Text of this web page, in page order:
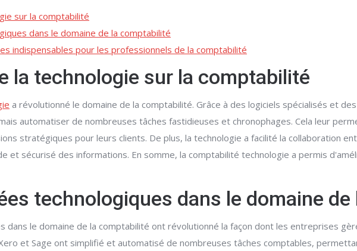
sur la comptabilité
dans le domaine de la comptabilité
indispensables pour les professionnels de la comptabilité
la technologie sur la comptabilité
a révolutionné le domaine de la comptabilité. Grâce à des logiciels spécialisés et
automatiser de nombreuses tâches fastidieuses et chronophages. Cela leur
stratégiques pour leurs clients. De plus, la technologie a facilité la collaboration
et sécurisé des informations. En somme, la comptabilité technologie a permis
technologiques dans le domaine
dans le domaine de la comptabilité ont révolutionné la façon dont les entreprises
et Sage ont simplifié et automatisé de nombreuses tâches comptables,